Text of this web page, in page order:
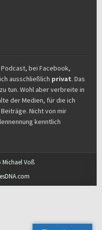
bei Facebook,
ausschließlich privat. Das
tun. Wohl aber verbreite in
der Medien, für die ich
Nicht von mir
kenntlich
Voß